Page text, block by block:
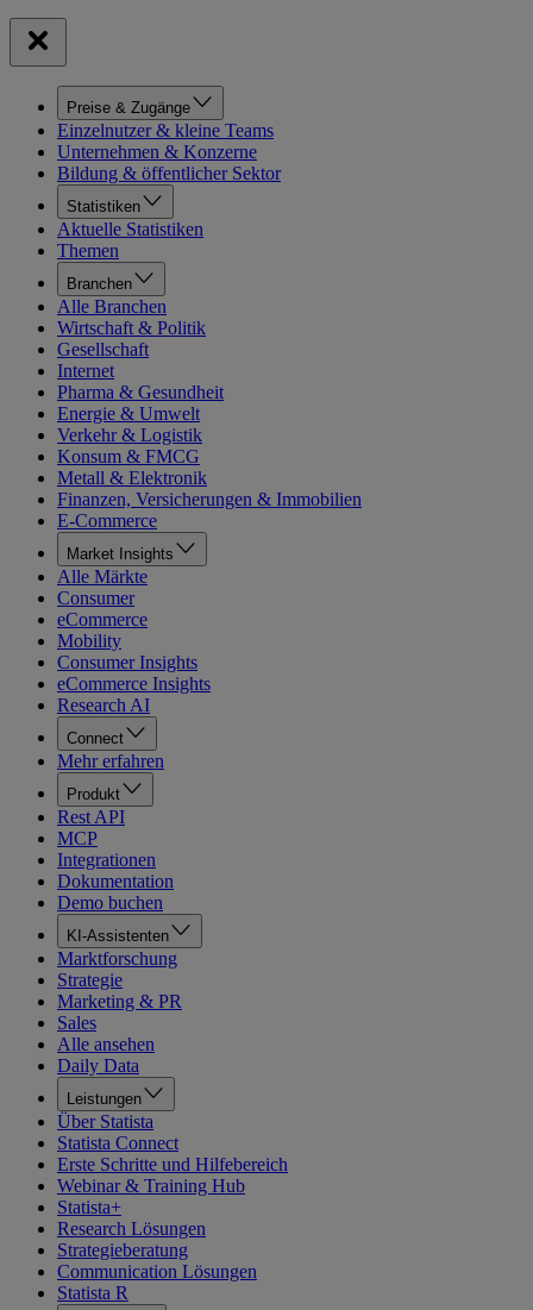
Preise & Zugänge
Einzelnutzer & kleine Teams
Unternehmen & Konzerne
Bildung & öffentlicher Sektor
Statistiken
Aktuelle Statistiken
Themen
Branchen
Alle Branchen
Wirtschaft & Politik
Gesellschaft
Internet
Pharma & Gesundheit
Energie & Umwelt
Verkehr & Logistik
Konsum & FMCG
Metall & Elektronik
Finanzen, Versicherungen & Immobilien
E-Commerce
Market Insights
Alle Märkte
Consumer
eCommerce
Mobility
Consumer Insights
eCommerce Insights
Research AI
Connect
Mehr erfahren
Produkt
Rest API
MCP
Integrationen
Dokumentation
Demo buchen
KI-Assistenten
Marktforschung
Strategie
Marketing & PR
Sales
Alle ansehen
Daily Data
Leistungen
Über Statista
Statista Connect
Erste Schritte und Hilfebereich
Webinar & Training Hub
Statista+
Research Lösungen
Strategieberatung
Communication Lösungen
Statista R